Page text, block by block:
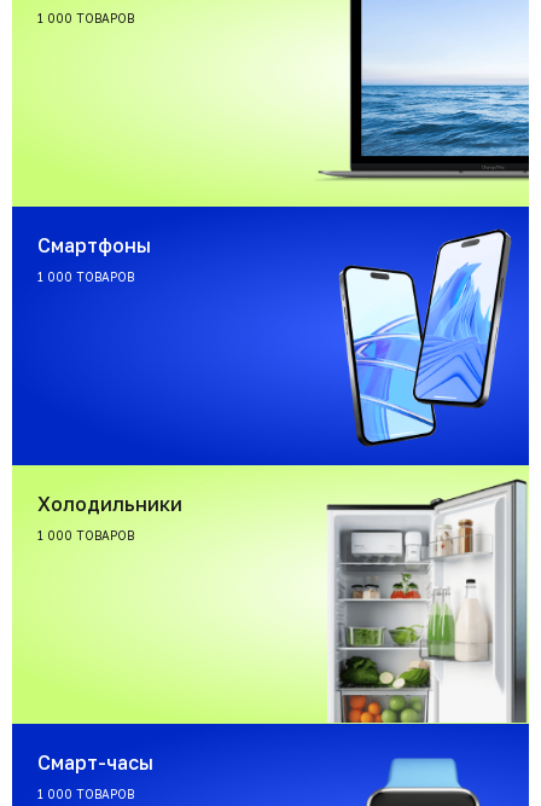
1 000 ТОВАРОВ
Смартфоны
1 000 ТОВАРОВ
Холодильники
1 000 ТОВАРОВ
Смарт-часы
1 000 ТОВАРОВ